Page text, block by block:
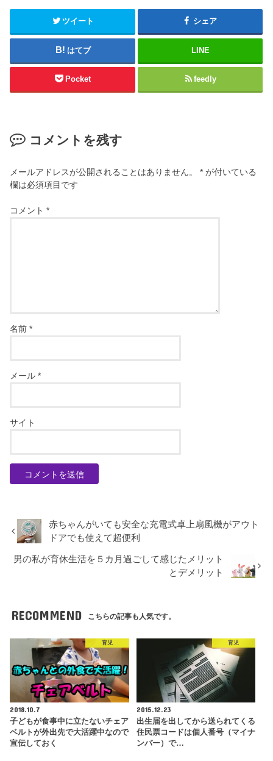
ツイート シェア
はてブ LINE
Pocket feedly
コメントを残す
メールアドレスが公開されることはありません。 * が付いている
欄は必須項目です
コメント*
名前*
メール*
サイト
赤ちゃんがいても安全な充電式卓上扇風機がアウト
ドアでも使えて超便利
男の私が育休生活を５カ月過ごして感じたメリット
とデメリット
RECOMMEND こちらの記事も人気です。
育児
2018.10.7
子どもが食事中に立たないチェア
ベルトが外出先で大活躍中なので
宣伝しておく
育児
2015.12.23
出生届を出してから送られてくる
住民票コー​ドは個人番号（マイナ
ンバー）で…